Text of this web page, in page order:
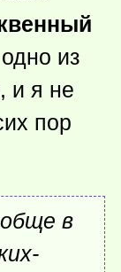
из
и я не
пор
в